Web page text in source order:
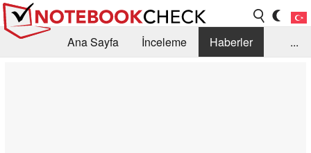
Ana Sayfa İnceleme
Haberler
...